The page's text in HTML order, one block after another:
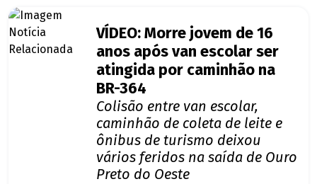
VÍDEO: Morre jovem de 16
anos após van escolar ser
atingida por caminhão na
BR-364
Colisão entre van escolar,
caminhão de coleta de leite e
ônibus de turismo deixou
vários feridos na saída de Ouro
Preto do Oeste